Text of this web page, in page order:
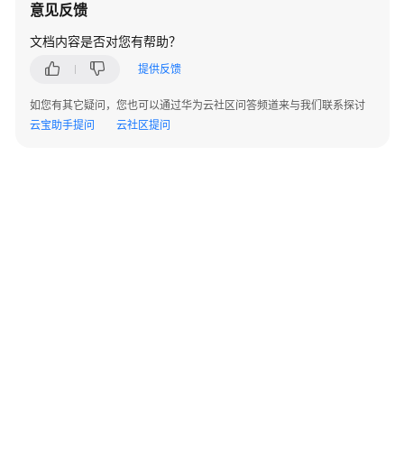
式
版
MySQL
兼
容
意见反馈
文档内容是否对您有帮助？
提供反馈
如您有其它疑问，您也可以通过华为云社区问答频道来与我们联系探讨
云宝助手提问
云社区提问